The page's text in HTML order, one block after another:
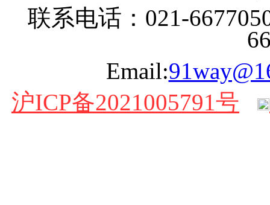
联系电话：021-
Email:
沪ICP备2021005791号